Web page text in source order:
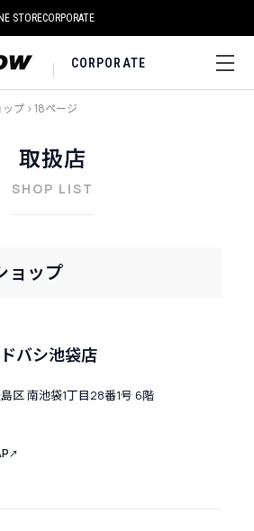
STORECORPORATE
CORPORATE
ップ >18ページ
取扱店
SHOP LIST
ョップ
バシ池袋店
区 南池袋1丁目28番1号 6階
↗